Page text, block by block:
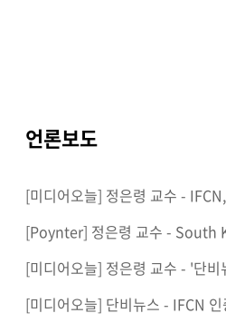
언론보도
[미디어오늘] 정은령 교수 -
[Poynter] 정은령 교수 - South
[미디어오늘] 정은령 교수 - '단비
[미디어오늘] 단비뉴스 - IFCN